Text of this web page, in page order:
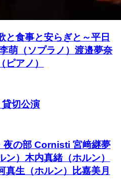
と食事と安らぎと～平日
萌（ソプラノ）渡邉夢奈
ピアノ）
切公演
夜の部 Cornisti 宮﨑継夢
ン）木内真緒（ホルン）
真生（ホルン）比嘉美月